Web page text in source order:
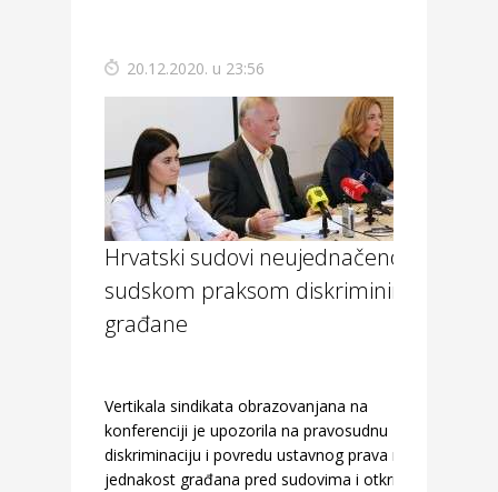
20.12.2020. u 23:56
Hrvatski sudovi neujednačenom
sudskom praksom diskriminiraju
građane
Vertikala sindikata obrazovanjana na
konferenciji je upozorila na pravosudnu
diskriminaciju i povredu ustavnog prava na
jednakost građana pred sudovima i otkrila